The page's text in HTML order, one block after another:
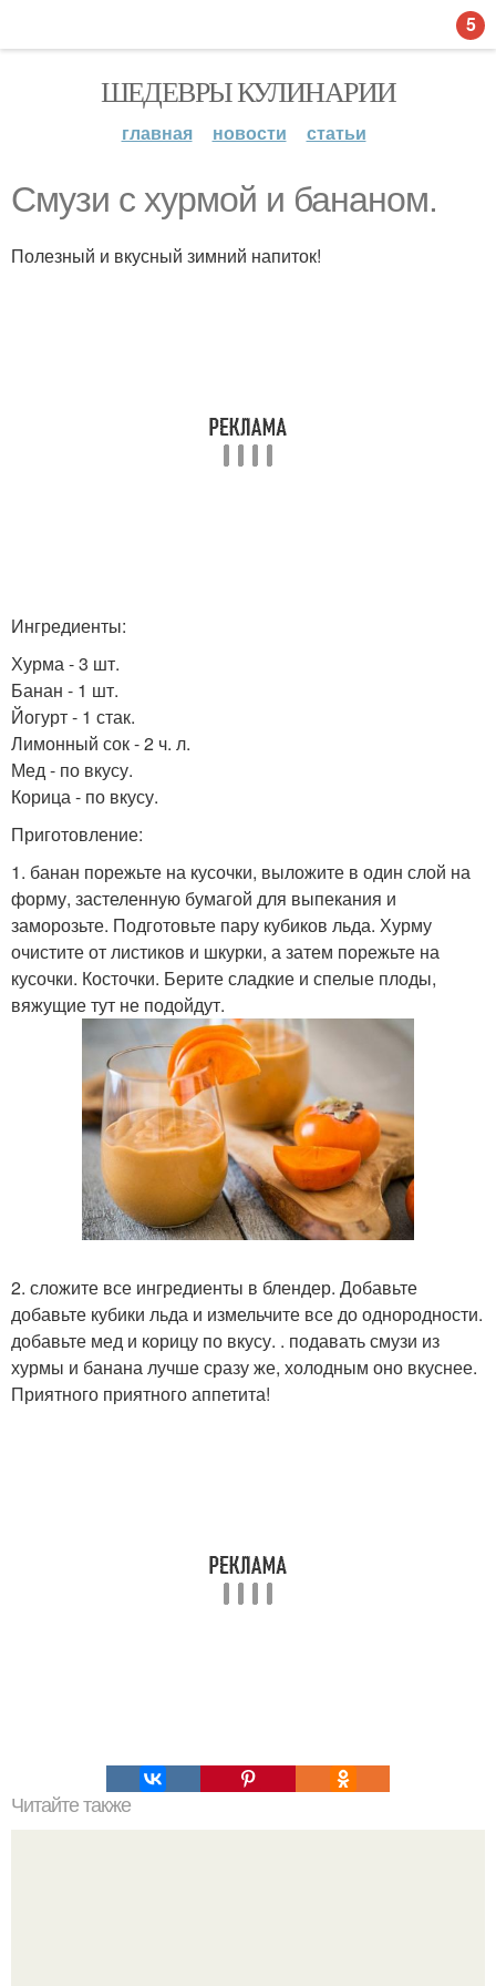
ШЕДЕВРЫ КУЛИНАРИИ
главная новости статьи
Смузи с хурмой и бананом.
Полезный и вкусный зимний напиток!
Ингредиенты:
Хурма - 3 шт.
Банан - 1 шт.
Йогурт - 1 стак.
Лимонный сок - 2 ч. л.
Мед - по вкусу.
Корица - по вкусу.
Приготовление:
1. банан порежьте на кусочки, выложите в один слой на
форму, застеленную бумагой для выпекания и
заморозьте. Подготовьте пару кубиков льда. Хурму
очистите от листиков и шкурки, а затем порежьте на
кусочки. Косточки. Берите сладкие и спелые плоды,
вяжущие тут не подойдут.
2. сложите все ингредиенты в блендер. Добавьте
добавьте кубики льда и измельчите все до однородности.
добавьте мед и корицу по вкусу. . подавать смузи из
хурмы и банана лучше сразу же, холодным оно вкуснее.
Приятного приятного аппетита!
Читайте также
5